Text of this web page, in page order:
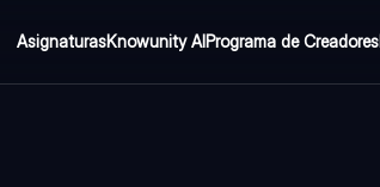
AsignaturasKnowunity AIPrograma de Creadores